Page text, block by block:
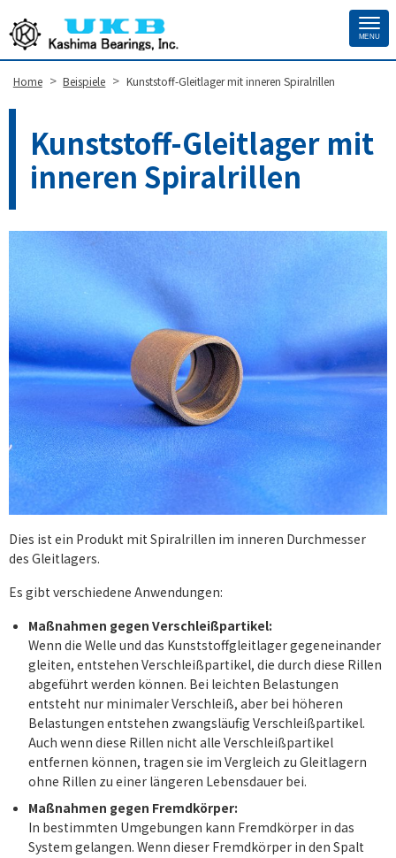
MENU
Home > Beispiele > Kunststoff-Gleitlager mit inneren Spiralrillen
Kunststoff-Gleitlager mit
inneren Spiralrillen
Dies ist ein Produkt mit Spiralrillen im inneren Durchmesser
des Gleitlagers.
Es gibt verschiedene Anwendungen:
Maßnahmen gegen Verschleißpartikel:
Wenn die Welle und das Kunststoffgleitlager gegeneinander
gleiten, entstehen Verschleißpartikel, die durch diese Rillen
abgeführt werden können. Bei leichten Belastungen
entsteht nur minimaler Verschleiß, aber bei höheren
Belastungen entstehen zwangsläufig Verschleißpartikel.
Auch wenn diese Rillen nicht alle Verschleißpartikel
entfernen können, tragen sie im Vergleich zu Gleitlagern
ohne Rillen zu einer längeren Lebensdauer bei.
Maßnahmen gegen Fremdkörper:
In bestimmten Umgebungen kann Fremdkörper in das
System gelangen. Wenn dieser Fremdkörper in den Spalt
Site
Footer